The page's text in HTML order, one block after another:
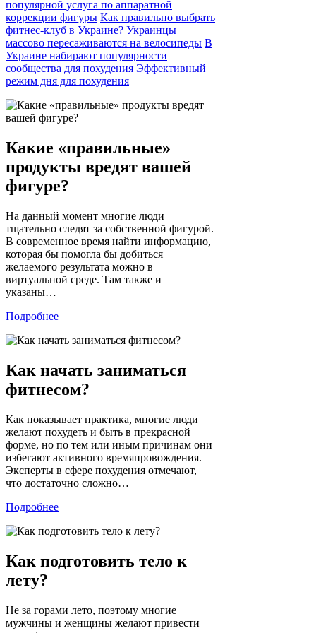
популярной услуга по аппаратной
коррекции фигуры Как правильно выбрать
фитнес-клуб в Украине? Украинцы
массово пересаживаются на велосипеды В
Украине набирают популярности
сообщества для похудения Эффективный
режим дня для похудения
Какие «правильные»
продукты вредят вашей
фигуре?
На данный момент многие люди
тщательно следят за собственной фигурой.
В современное время найти информацию,
которая бы помогла бы добиться
желаемого результата можно в
виртуальной среде. Там также и
указаны…
Подробнее
Как начать заниматься
фитнесом?
Как показывает практика, многие люди
желают похудеть и быть в прекрасной
форме, но по тем или иным причинам они
избегают активного времяпровождения.
Эксперты в сфере похудения отмечают,
что достаточно сложно…
Подробнее
Как подготовить тело к
лету?
Не за горами лето, поэтому многие
мужчины и женщины желают привести